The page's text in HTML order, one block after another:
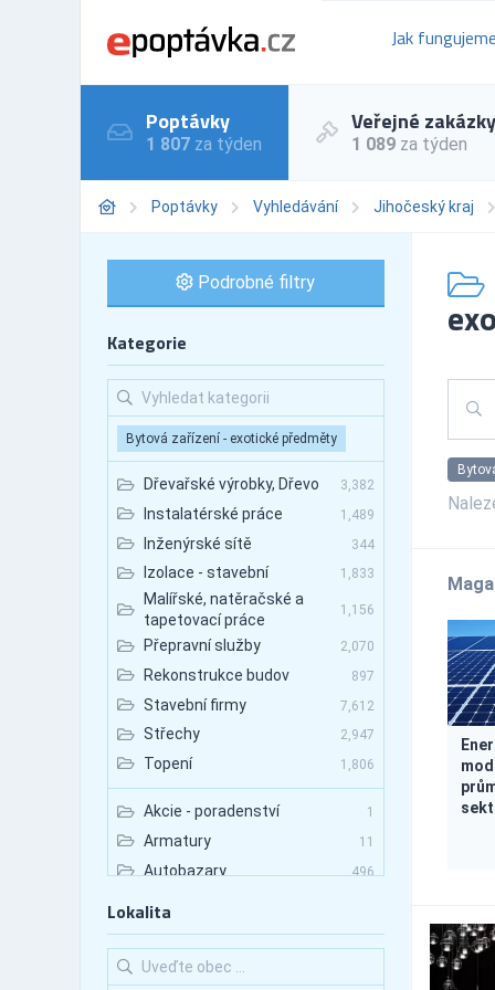
Jak
Poptávky
1 807 za týden
Veřejné zakázky
1 089 za týden
Poptávky Vyhledávání Jihočeský kraj
Podrobné filtry
Kategorie
Bytová zařízení - exotické předměty
Dřevařské výrobky, Dřevo 3,382
Instalatérské práce 1,489
Inženýrské sítě 344
Izolace - stavební 1,833
Malířské, natěračské a
tapetovací práce
1,156
Přepravní služby 2,070
Rekonstrukce budov 897
Stavební firmy 7,612
Střechy 2,947
Topení 1,806
Akcie - poradenství 1
Armatury 11
Autobazary 496
Autobazary - užitkové vozy
Lokalita